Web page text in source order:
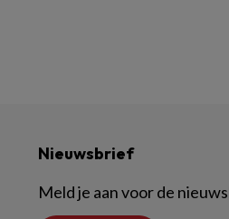
Nieuwsbrief
Meld je aan voor de